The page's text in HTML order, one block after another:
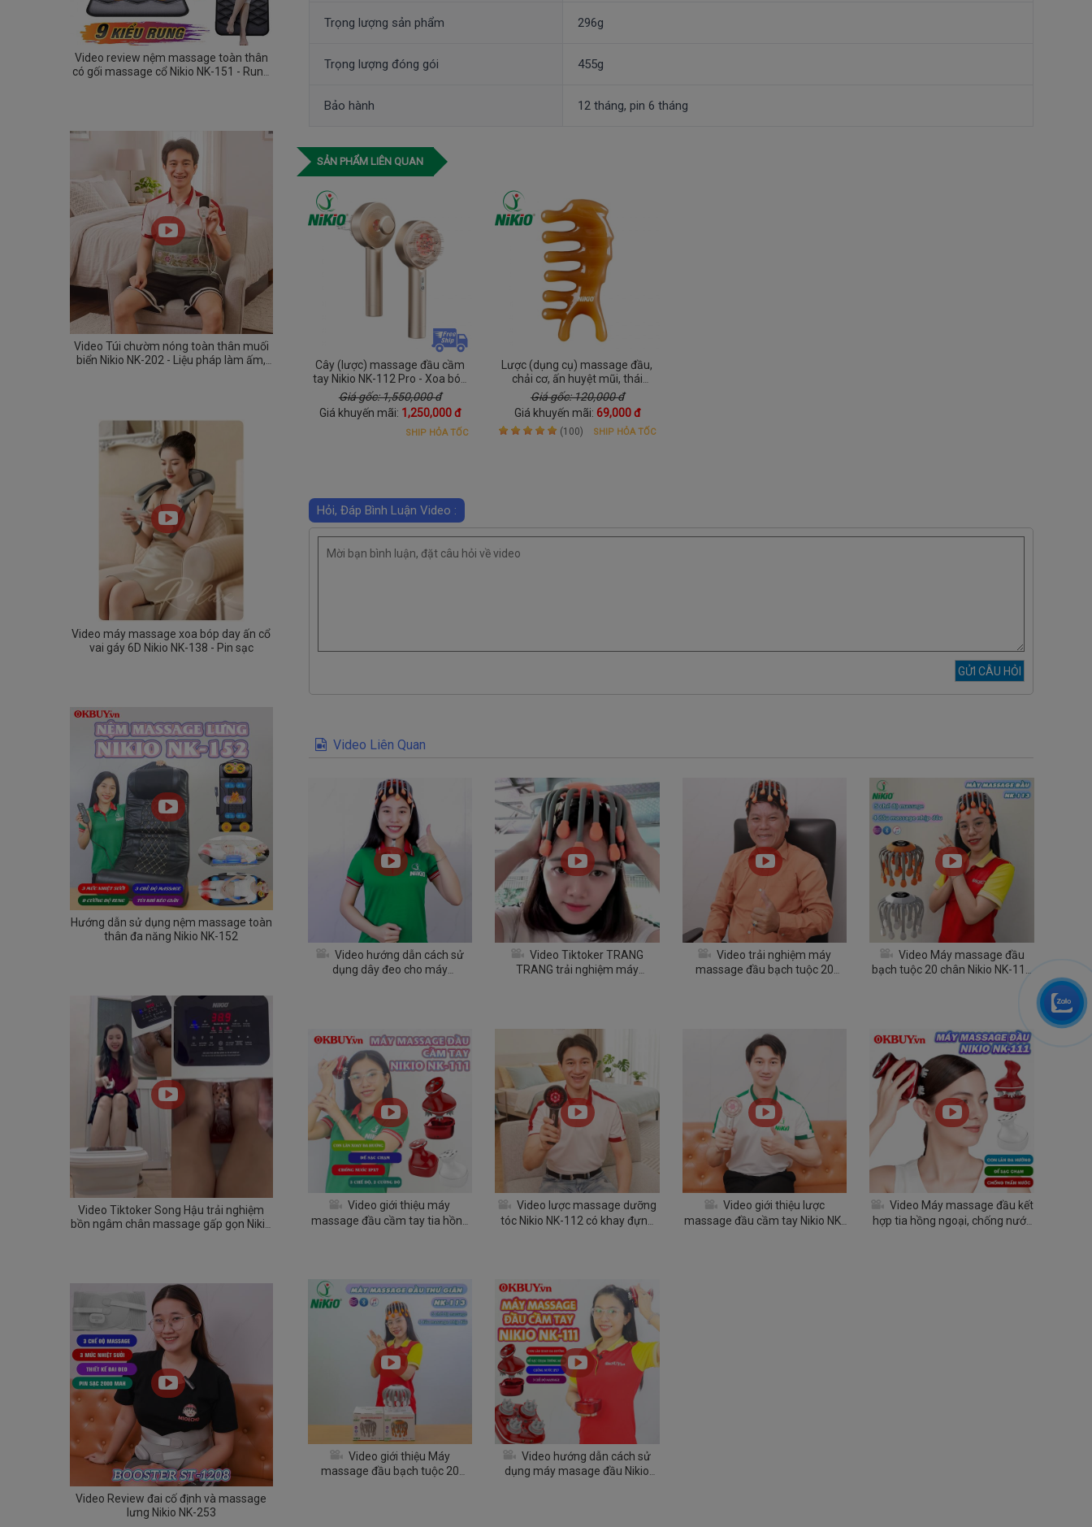
Video review nệm massage toàn thân
có gối massage cổ Nikio NK-151 - Rung
Video Túi chườm nóng toàn thân muối
biển Nikio NK-202 - Liệu pháp làm ấm,
Video máy massage xoa bóp day ấn cổ
vai gáy 6D Nikio NK-138 - Pin sạc
Hướng dẫn sử dụng nệm massage toàn
thân đa năng Nikio NK-152
Video Tiktoker Song Hậu trải nghiệm
bồn ngâm chân massage gấp gọn Nikio
Video Review đai cố định và massage
lưng Nikio NK-253
Trọng lượng sản phẩm 296g
Trọng lượng đóng gói 455g
Bảo hành 12 tháng, pin 6 tháng
SẢN PHẨM LIÊN QUAN
Cây (lược) massage đầu cầm
tay Nikio NK-112 Pro - Xoa bóp
da đầu và chải đầu đẩy tinh chất
Giá gốc: 1,550,000 đ
Giá khuyến mãi: 1,250,000 đ
SHIP HỎA TỐC
Lược (dụng cụ) massage đầu,
chải cơ, ấn huyệt mũi, thái
dương, cổ vai gáy Nikio NK-03C2
Giá gốc: 120,000 đ
Giá khuyến mãi: 69,000 đ
(100) SHIP HỎA TỐC
Hỏi, Đáp Bình Luận Video :
Video Liên Quan
Video hướng dẫn cách sử
dụng dây đeo cho máy
Video Tiktoker TRANG
TRANG trải nghiệm máy
Video trải nghiệm máy
massage đầu bạch tuộc 20
Video Máy massage đầu
bạch tuộc 20 chân Nikio NK-113
Video giới thiệu máy
massage đầu cầm tay tia hồng
Video lược massage dưỡng
tóc Nikio NK-112 có khay đựng
Video giới thiệu lược
massage đầu cầm tay Nikio NK-
Video Máy massage đầu kết
hợp tia hồng ngoại, chống nước
Video giới thiệu Máy
massage đầu bạch tuộc 20
Video hướng dẫn cách sử
dụng máy masage đầu Nikio